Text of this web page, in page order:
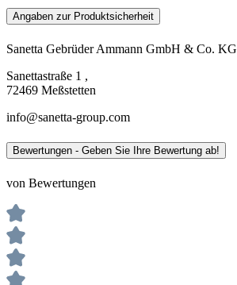
Angaben zur Produktsicherheit
Sanetta Gebrüder Ammann GmbH & Co. KG
Sanettastraße 1 ,
72469 Meßstetten
info@sanetta-group.com
Bewertungen - Geben Sie Ihre Bewertung ab!
von Bewertungen